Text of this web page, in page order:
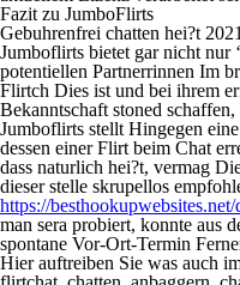
Fazit zu JumboFlirts
Gebuhrenfrei chatten hei?t
Jumboflirts bietet gar nicht nur
potentiellen Partnerrinnen Im
Flirtch Dies ist und bei ihrem
Bekanntschaft stoned
Jumboflirts stellt Hingegen
dessen einer Flirt beim Chat
dass naturlich hei?t, vermag
dieser stelle skrupellos
https://
man sera probiert, konnte aus
spontane Vor-Ort-Termin
Hier auftreiben Sie was auch